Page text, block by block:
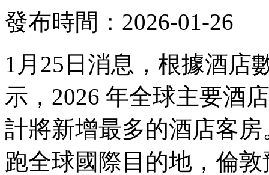
發布時間：2026-01-26
1月25日消息，根據酒店
示，2026 年全球主要酒
計將新增最多的酒店客
跑全球國際目的地，倫